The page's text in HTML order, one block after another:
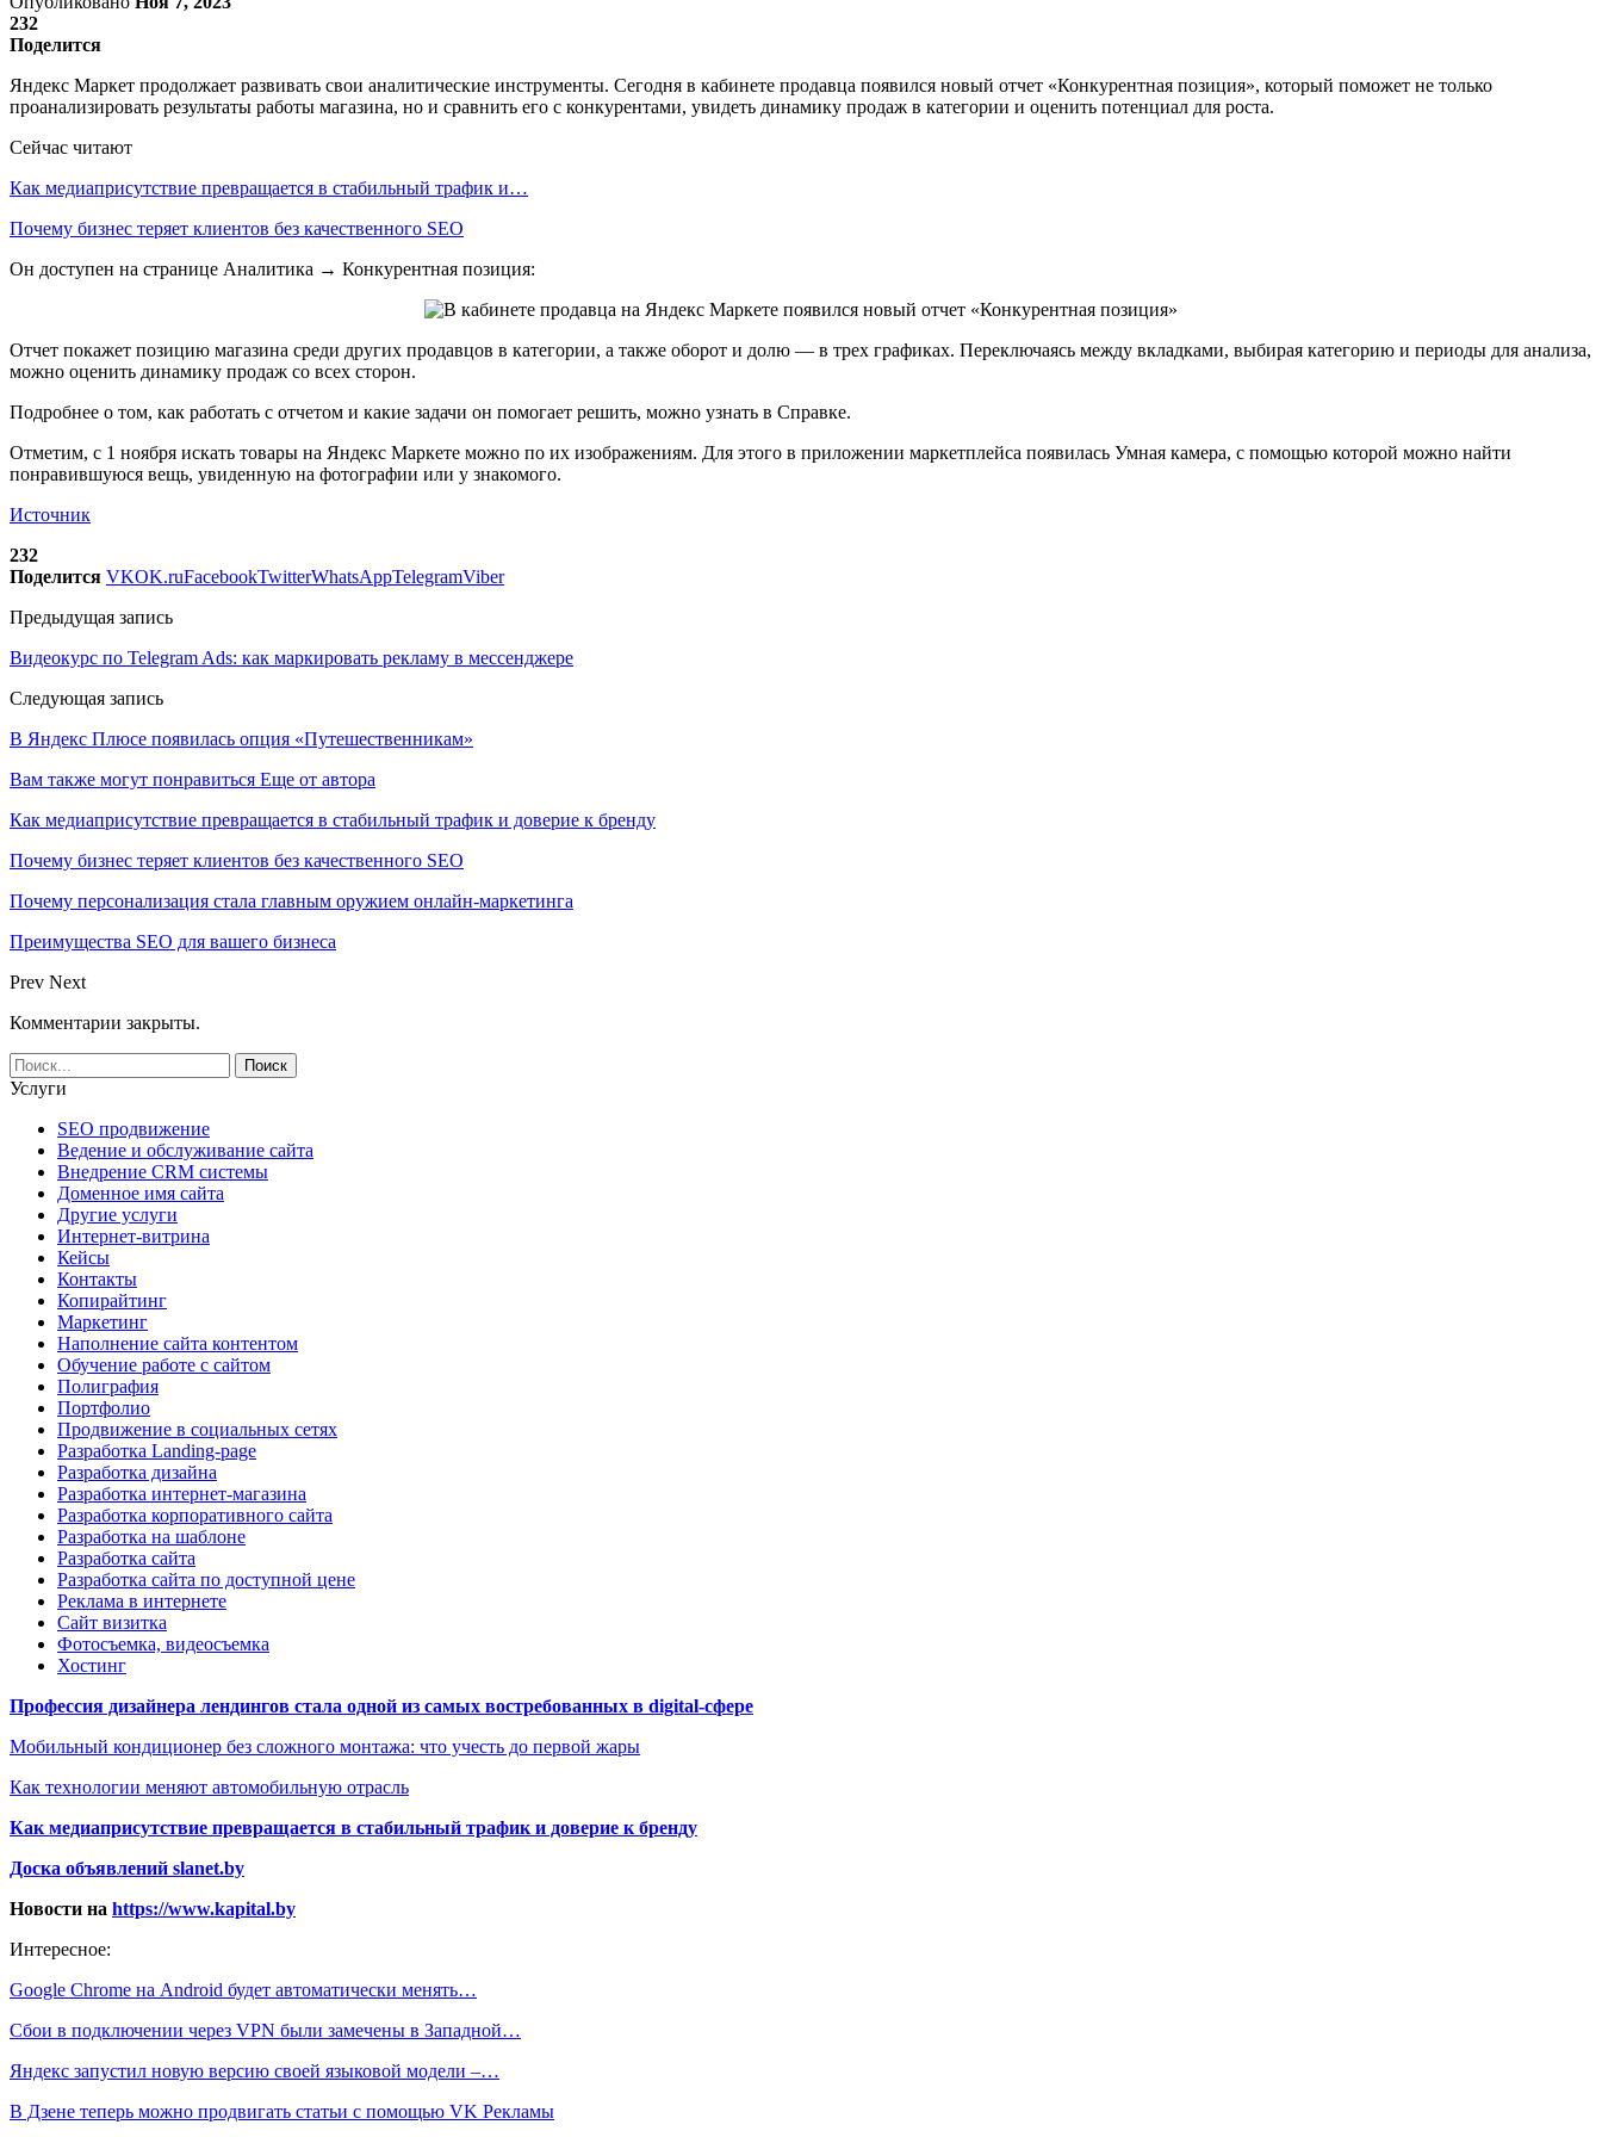
232
Поделится
Яндекс Маркет продолжает развивать свои аналитические инструменты. Сегодня в кабинете продавца появился новый отчет «Конкурентная позиция», который поможет не только
проанализировать результаты работы магазина, но и сравнить его с конкурентами, увидеть динамику продаж в категории и оценить потенциал для роста.
Сейчас читают
Как медиаприсутствие превращается в стабильный трафик и…
Почему бизнес теряет клиентов без качественного SEO
Он доступен на странице Аналитика → Конкурентная позиция:
Отчет покажет позицию магазина среди других продавцов в категории, а также оборот и долю — в трех графиках. Переключаясь между вкладками, выбирая категорию и периоды для анализа,
можно оценить динамику продаж со всех сторон.
Подробнее о том, как работать с отчетом и какие задачи он помогает решить, можно узнать в Справке.
Отметим, с 1 ноября искать товары на Яндекс Маркете можно по их изображениям. Для этого в приложении маркетплейса появилась Умная камера, с помощью которой можно найти
понравившуюся вещь, увиденную на фотографии или у знакомого.
Источник
232
Поделится VKOK.ruFacebookTwitterWhatsAppTelegramViber
Предыдущая запись
Видеокурс по Telegram Ads: как маркировать рекламу в мессенджере
Следующая запись
В Яндекс Плюсе появилась опция «Путешественникам»
Вам также могут понравиться Еще от автора
Как медиаприсутствие превращается в стабильный трафик и доверие к бренду
Почему бизнес теряет клиентов без качественного SEO
Почему персонализация стала главным оружием онлайн-маркетинга
Преимущества SEO для вашего бизнеса
Prev Next
Комментарии закрыты.
Услуги
SEO продвижение
Ведение и обслуживание сайта
Внедрение CRM системы
Доменное имя сайта
Другие услуги
Интернет-витрина
Кейсы
Контакты
Копирайтинг
Маркетинг
Наполнение сайта контентом
Обучение работе с сайтом
Полиграфия
Портфолио
Продвижение в социальных сетях
Разработка Landing-page
Разработка дизайна
Разработка интернет-магазина
Разработка корпоративного сайта
Разработка на шаблоне
Разработка сайта
Разработка сайта по доступной цене
Реклама в интернете
Сайт визитка
Фотосъемка, видеосъемка
Хостинг
Профессия дизайнера лендингов стала одной из самых востребованных в digital-сфере
Мобильный кондиционер без сложного монтажа: что учесть до первой жары
Как технологии меняют автомобильную отрасль
Как медиаприсутствие превращается в стабильный трафик и доверие к бренду
Доска объявлений slanet.by
Новости на https://www.kapital.by
Интересное:
Google Chrome на Android будет автоматически менять…
Сбои в подключении через VPN были замечены в Западной…
Яндекс запустил новую версию своей языковой модели –…
В Дзене теперь можно продвигать статьи с помощью VK Рекламы